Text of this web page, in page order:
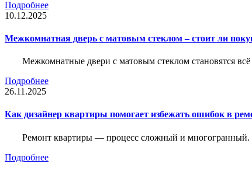
Подробнее
10.12.2025
Межкомнатная дверь с матовым стеклом – стоит ли
Межкомнатные двери с матовым стеклом становятся
Подробнее
26.11.2025
Как дизайнер квартиры помогает избежать ошибок в
Ремонт квартиры — процесс сложный и многогранный.
Подробнее